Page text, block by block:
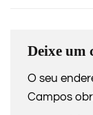
Deixe um
O seu
Campos